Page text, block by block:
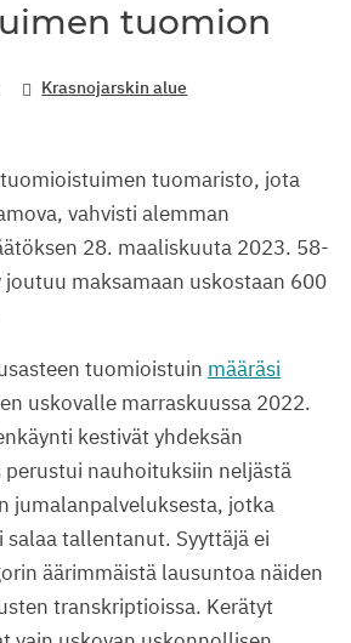
tuomion
Krasnojarskin alue
tuomaristo, jota
vahvisti alemman
28. maaliskuuta 2023. 58-
joutuu maksamaan uskostaan 600
tuomioistuin määräsi
uskovalle marraskuussa 2022.
kestivät yhdeksän
perustui nauhoituksiin neljästä
jumalanpalveluksesta, jotka
tallentanut. Syyttäjä ei
äärimmäistä lausuntoa näiden
transkriptioissa. Kerätyt